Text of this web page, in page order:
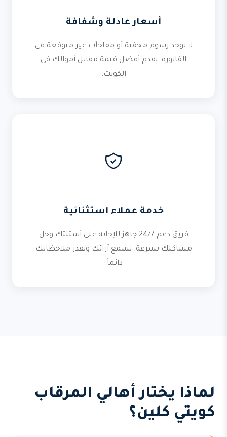
أسعار عادلة وشفافة
لا توجد رسوم مخفية أو مفاجآت غير متوقعة في
الفاتورة. نقدم أفضل قيمة مقابل أموالك في
الكويت.
خدمة عملاء استثنائية
فريق دعم 24/7 جاهز للإجابة على أسئلتك وحل
مشاكلك بسرعة. نسمع آرائك ونقدر ملاحظاتك
دائماً.
لماذا يختار أهالي المرقاب
كويتي كلين؟